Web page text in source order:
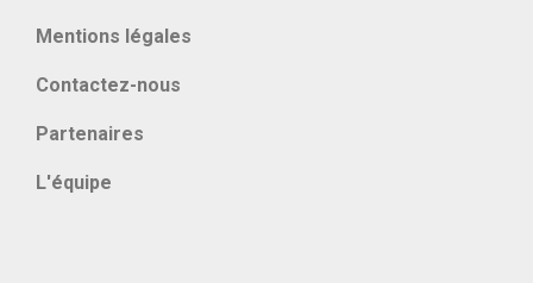
Mentions légales
Contactez-nous
Partenaires
L'équipe